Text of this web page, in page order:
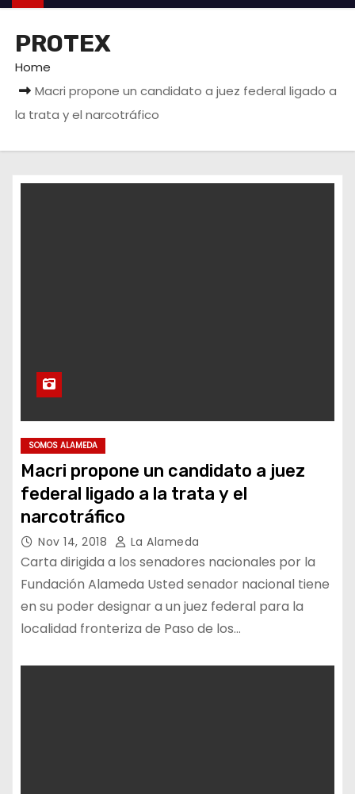
PROTEX
Home
Macri propone un candidato a juez federal ligado a
la trata y el narcotráfico
SOMOS ALAMEDA
Macri propone un candidato a juez
federal ligado a la trata y el
narcotráfico
Nov 14, 2018 La Alameda
Carta dirigida a los senadores nacionales por la
Fundación Alameda Usted senador nacional tiene
en su poder designar a un juez federal para la
localidad fronteriza de Paso de los…